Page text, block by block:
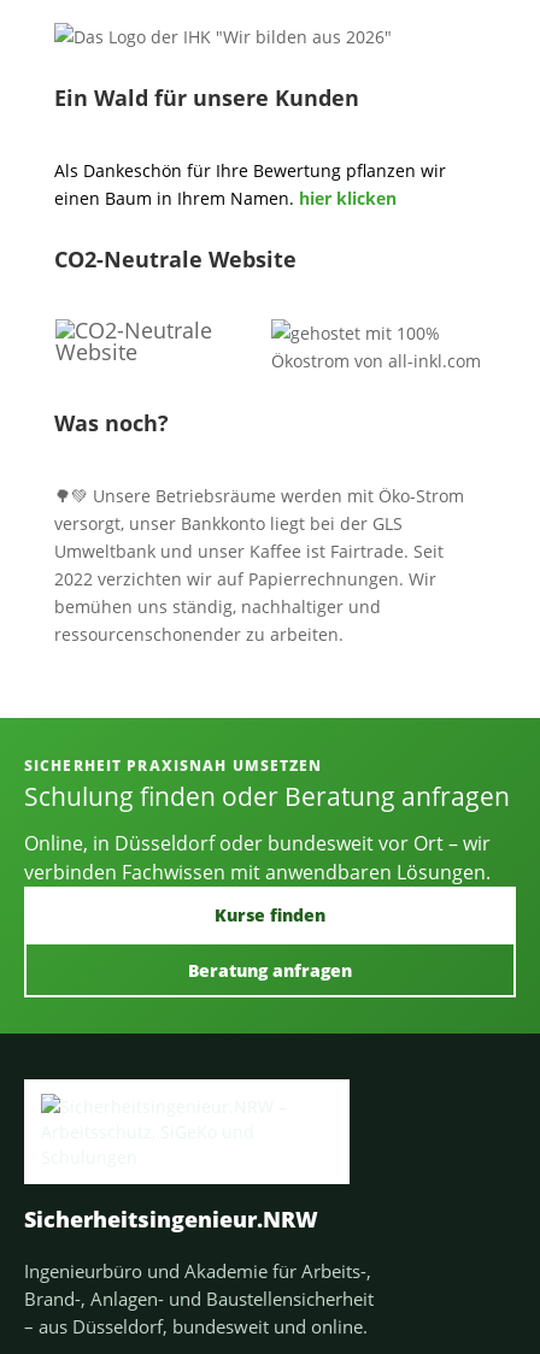
Ein Wald für unsere Kunden
Als Dankeschön für Ihre Bewertung pflanzen wir
einen Baum in Ihrem Namen. hier klicken
CO2-Neutrale Website
Was noch?
🌳💚 Unsere Betriebsräume werden mit Öko-Strom
versorgt, unser Bankkonto liegt bei der GLS
Umweltbank und unser Kaffee ist Fairtrade. Seit
2022 verzichten wir auf Papierrechnungen. Wir
bemühen uns ständig, nachhaltiger und
ressourcenschonender zu arbeiten.
Informationen, Kontakt und
SICHERHEIT PRAXISNAH UMSETZEN
Schulung finden oder Beratung anfragen
Online, in Düsseldorf oder bundesweit vor Ort – wir
verbinden Fachwissen mit anwendbaren Lösungen.
Kurse finden
Beratung anfragen
Sicherheitsingenieur.NRW
Ingenieurbüro und Akademie für Arbeits-,
Brand-, Anlagen- und Baustellensicherheit
– aus Düsseldorf, bundesweit und online.